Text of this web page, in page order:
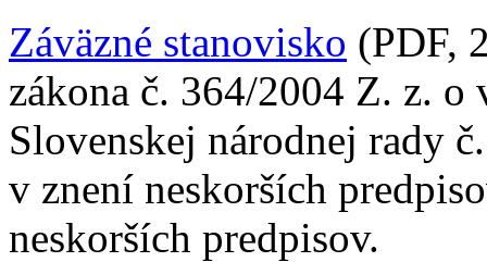
Záväzné stanovisko (PDF,
zákona č. 364/2004 Z. z. o
Slovenskej národnej rady
v znení neskorších
neskorších predpisov.